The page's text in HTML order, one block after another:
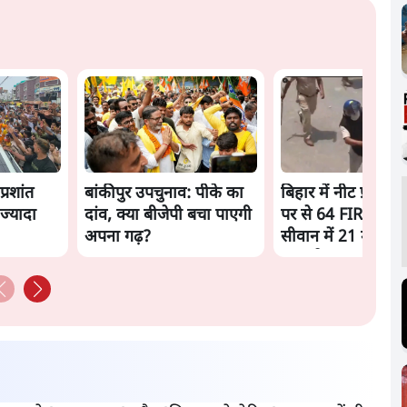
बांकीपुर उपचुनाव: पीके का
दांव, क्या बीजेपी बचा पाएगी
अपना गढ़?
बिहार में नीट
पर से 64 FIR
सीवान में 21 मामलों